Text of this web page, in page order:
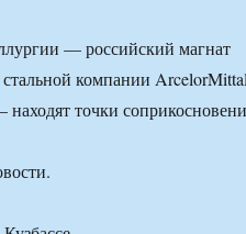
— российский магнат
компании
точки